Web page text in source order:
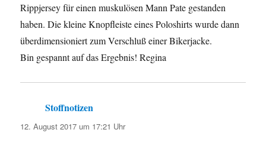
Rippjersey für einen muskulösen Mann Pate gestanden
haben. Die kleine Knopfleiste eines Poloshirts wurde dann
überdimensioniert zum Verschluß einer Bikerjacke.
Bin gespannt auf das Ergebnis! Regina
Stoffnotizen
12. August 2017 um 17:21 Uhr